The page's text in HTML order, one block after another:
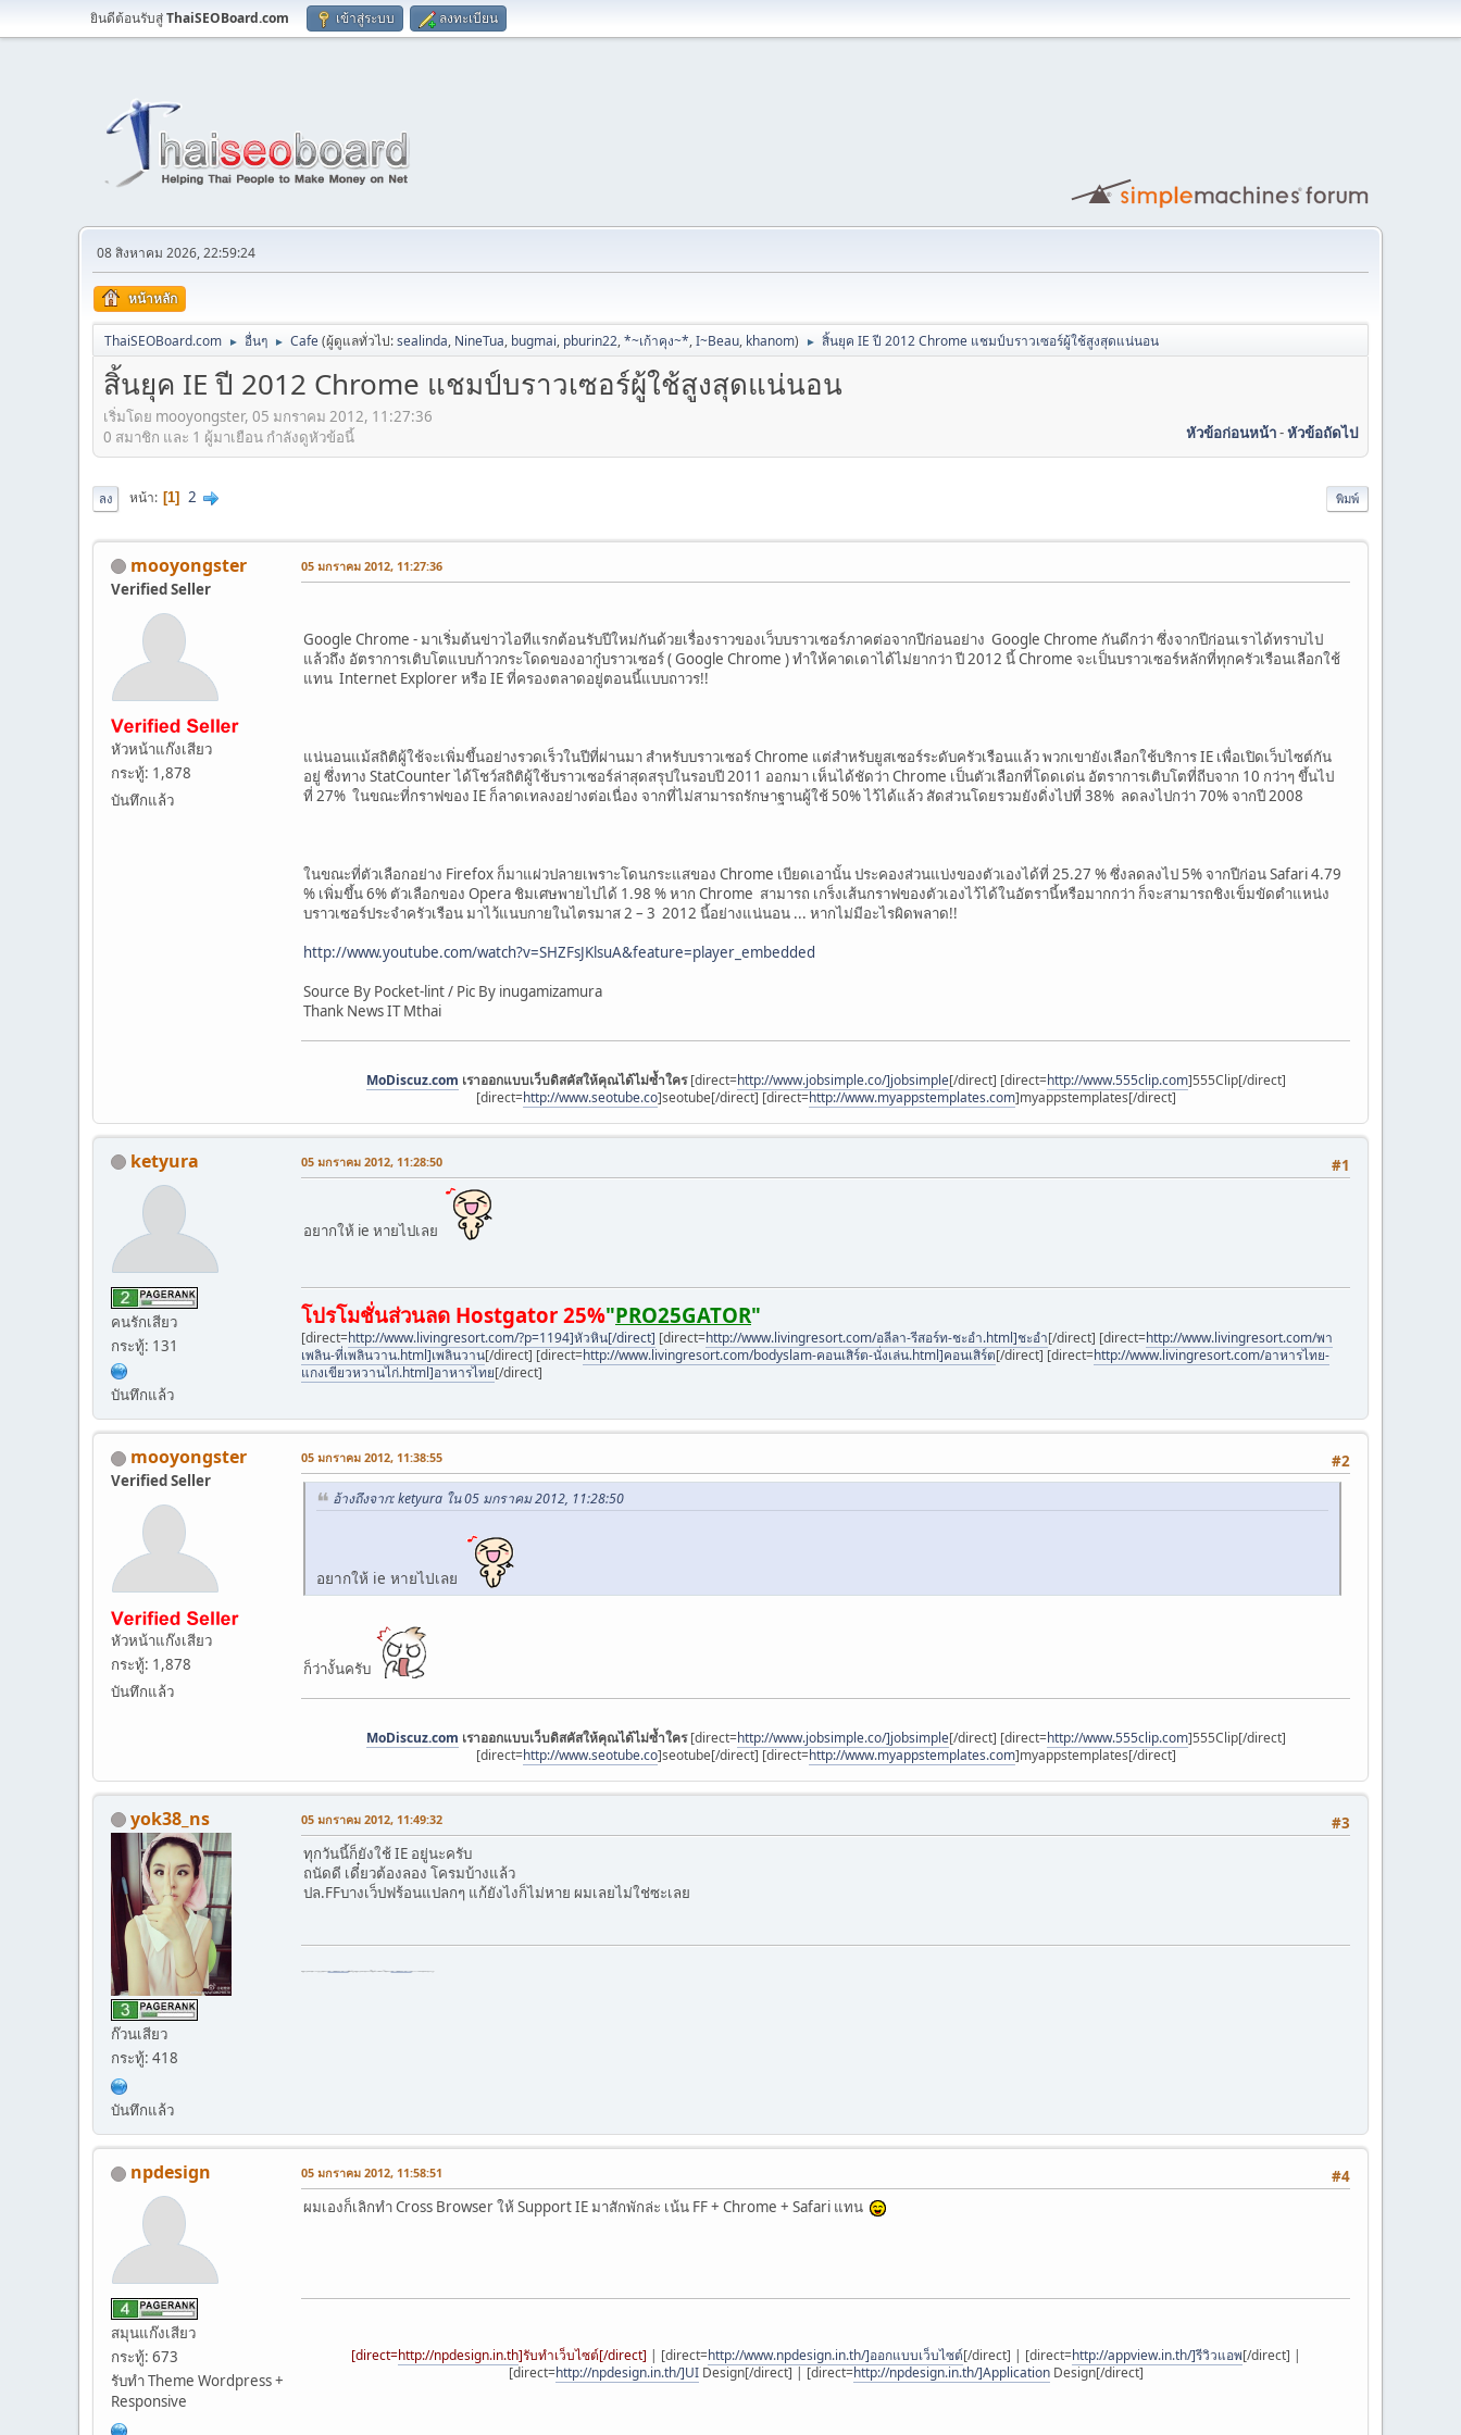
ยินดีต้อนรับสู่ThaiSEOBoard.com เข้าสู่ระบบ ลงทะเบียน
08 สิงหาคม 2026, 22:59:24
หน้าหลัก
ThaiSEOBoard.com ► อื่นๆ ► Cafe(ผู้ดูแลทั่วไป:sealinda, NineTua, bugmai, pburin22,*~เก้าคุง~*,I~Beau, khanom) ► สิ้นยุค IE ปี 2012 Chrome แชมป์บราวเซอร์ผู้ใช้สูงสุดแน่นอน
สิ้นยุค IE ปี 2012 Chrome แชมป์บราวเซอร์ผู้ใช้สูงสุดแน่นอน
เริ่มโดย mooyongster, 05 มกราคม 2012, 11:27:36
หัวข้อก่อนหน้า-หัวข้อถัดไป
0 สมาชิก และ 1 ผู้มาเยือน กำลังดูหัวข้อนี้
พิมพ์
ลง หน้า 1 2
mooyongster
Verified Seller
หัวหน้าแก๊งเสียว
กระทู้: 1,878
บันทึกแล้ว
05 มกราคม 2012, 11:27:36
Google Chrome - มาเริ่มต้นข่าวไอทีแรกต้อนรับปีใหม่กันด้วยเรื่องราวของเว็บบราวเซอร์ภาคต่อจากปีก่อนอย่าง Google Chrome กันดีกว่า ซึ่งจากปีก่อนเราได้ทราบไป
แล้วถึง อัตราการเติบโตแบบก้าวกระโดดของอากู๋บราวเซอร์ ( Google Chrome ) ทำให้คาดเดาได้ไม่ยากว่า ปี 2012 นี้ Chrome จะเป็นบราวเซอร์หลักที่ทุกครัวเรือนเลือกใช้
แทน Internet Explorer หรือ IE ที่ครองตลาดอยู่ตอนนี้แบบถาวร!!
แน่นอนแม้สถิติผู้ใช้จะเพิ่มขึ้นอย่างรวดเร็วในปีที่ผ่านมา สำหรับบราวเซอร์ Chrome แต่สำหรับยูสเซอร์ระดับครัวเรือนแล้ว พวกเขายังเลือกใช้บริการ IE เพื่อเปิดเว็บไซต์กัน
อยู่ ซึ่งทาง StatCounter ได้โชว์สถิติผู้ใช้บราวเซอร์ล่าสุดสรุปในรอบปี 2011 ออกมา เห็นได้ชัดว่า Chrome เป็นตัวเลือกที่โดดเด่น อัตราการเติบโตที่ถีบจาก 10 กว่าๆ ขึ้นไป
ที่ 27% ในขณะที่กราฟของ IE ก็ลาดเทลงอย่างต่อเนื่อง จากที่ไม่สามารถรักษาฐานผู้ใช้ 50% ไว้ได้แล้ว สัดส่วนโดยรวมยังดิ่งไปที่ 38% ลดลงไปกว่า 70% จากปี 2008
ในขณะที่ตัวเลือกอย่าง Firefox ก็มาแผ่วปลายเพราะโดนกระแสของ Chrome เบียดเอานั้น ประคองส่วนแบ่งของตัวเองได้ที่ 25.27 % ซึ่งลดลงไป 5% จากปีก่อน Safari 4.79
% เพิ่มขึ้น 6% ตัวเลือกของ Opera ชิมเศษพายไปได้ 1.98 % หาก Chrome สามารถ เกร็งเส้นกราฟของตัวเองไว้ได้ในอัตรานี้หรือมากกว่า ก็จะสามารถชิงเข็มขัดตำแหน่ง
บราวเซอร์ประจำครัวเรือน มาไว้แนบกายในไตรมาส 2 – 3 2012 นี้อย่างแน่นอน ... หากไม่มีอะไรผิดพลาด!!
http://www.youtube.com/watch?v=SHZFsJKlsuA&feature=player_embedded
Source By Pocket-lint / Pic By inugamizamura
Thank News IT Mthai
MoDiscuz.com เราออกแบบเว็บดิสคัสให้คุณได้ไม่ซ้ำใคร[direct=http://www.jobsimple.co/]jobsimple[/direct] [direct=http://www.555clip.com]555Clip[/direct]
[direct=http://www.seotube.co]seotube[/direct] [direct=http://www.myappstemplates.com]myappstemplates[/direct]
ketyura
คนรักเสียว
กระทู้: 131
บันทึกแล้ว
#1
05 มกราคม 2012, 11:28:50
อยากให้ ie หายไปเลย
โปรโมชั่นส่วนลด Hostgator 25%"PRO25GATOR"
[direct=http://www.livingresort.com/?p=1194]หัวหิน[/direct] [direct=http://www.livingresort.com/อลีลา-รีสอร์ท-ชะอํา.html]ชะอํา[/direct] [direct=http://www.livingresort.com/พา
เพลิน-ที่เพลินวาน.html]เพลินวาน[/direct] [direct=http://www.livingresort.com/bodyslam-คอนเสิร์ต-นั่งเล่น.html]คอนเสิร์ต[/direct] [direct=http://www.livingresort.com/อาหารไทย-
แกงเขียวหวานไก่.html]อาหารไทย[/direct]
mooyongster
Verified Seller
หัวหน้าแก๊งเสียว
กระทู้: 1,878
บันทึกแล้ว
#2
05 มกราคม 2012, 11:38:55
อ้างถึงจาก: ketyura ใน 05 มกราคม 2012, 11:28:50
อยากให้ ie หายไปเลย
ก็ว่างั้นครับ
MoDiscuz.com เราออกแบบเว็บดิสคัสให้คุณได้ไม่ซ้ำใคร[direct=http://www.jobsimple.co/]jobsimple[/direct] [direct=http://www.555clip.com]555Clip[/direct]
[direct=http://www.seotube.co]seotube[/direct] [direct=http://www.myappstemplates.com]myappstemplates[/direct]
yok38_ns
ก๊วนเสียว
กระทู้: 418
บันทึกแล้ว
#3
05 มกราคม 2012, 11:49:32
ทุกวันนี้ก็ยังใช้ IE อยู่นะครับ
ถนัดดี เดี๋ยวต้องลอง โครมบ้างแล้ว
ปล.FFบางเว็ปฟร้อนแปลกๆ แก้ยังไงก็ไม่หาย ผมเลยไม่ใช่ซะเลย
npdesign
สมุนแก๊งเสียว
กระทู้: 673
รับทำ Theme Wordpress +
Responsive
#4
05 มกราคม 2012, 11:58:51
ผมเองก็เลิกทำ Cross Browser ให้ Support IE มาสักพักล่ะ เน้น FF + Chrome + Safari แทน
[direct=http://npdesign.in.th]รับทำเว็บไซต์[/direct] | [direct=http://www.npdesign.in.th/]ออกแบบเว็บไซต์[/direct] | [direct=http://appview.in.th/]รีวิวแอพ[/direct] |
[direct=http://npdesign.in.th/]UIDesign[/direct] | [direct=http://npdesign.in.th/]ApplicationDesign[/direct]